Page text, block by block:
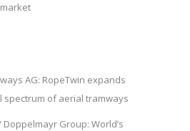
AG: RopeTwin expands
of aerial tramways
Doppelmayr Group: World’s